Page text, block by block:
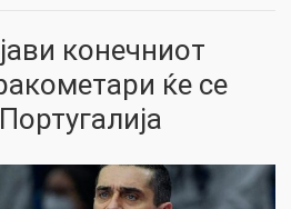
конечниот
ќе се